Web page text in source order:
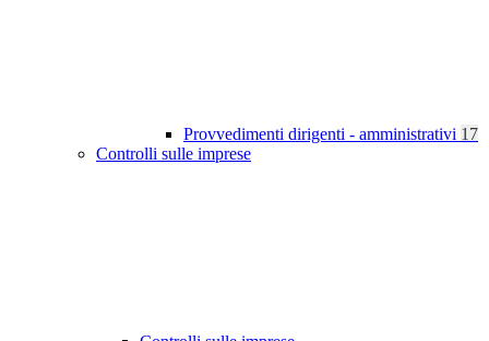
Provvedimenti dirigenti - amministrativi 17
Controlli sulle imprese